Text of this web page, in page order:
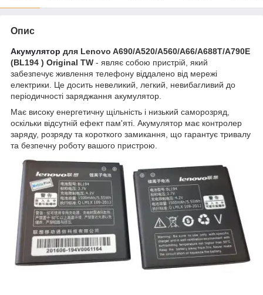
Опис
Акумулятор для Lenovo A690/A520/A560/A66/A688T/A790E
(BL194 ) Original TW - являє собою пристрій, який
забезпечує живлення телефону віддалено від мережі
електрики. Це досить невеликий, легкий, невибагливий до
періодичності заряджання акумулятор.
Має високу енергетичну щільність і низький саморозряд,
оскільки відсутній ефект пам'яті. Акумулятор має контролер
заряду, розряду та короткого замикання, що гарантує тривалу
та безпечну роботу вашого пристрою.